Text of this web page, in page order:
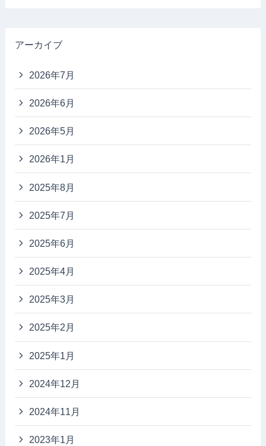
アーカイブ
2026年7月
2026年6月
2026年5月
2026年1月
2025年8月
2025年7月
2025年6月
2025年4月
2025年3月
2025年2月
2025年1月
2024年12月
2024年11月
2023年1月